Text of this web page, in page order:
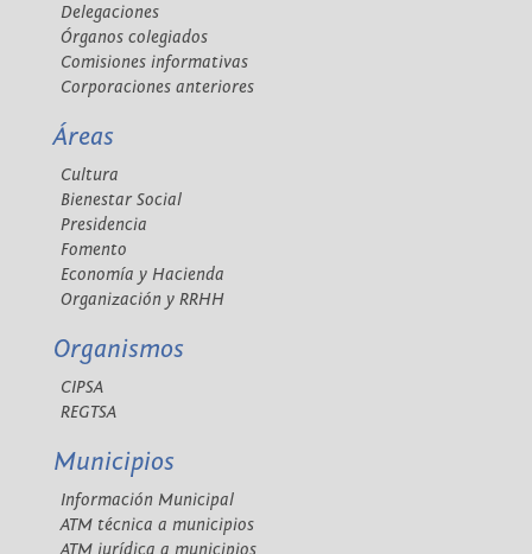
Delegaciones
Órganos colegiados
Comisiones informativas
Corporaciones anteriores
Áreas
Cultura
Bienestar Social
Presidencia
Fomento
Economía y Hacienda
Organización y RRHH
Organismos
CIPSA
REGTSA
Municipios
Información Municipal
ATM técnica a municipios
ATM jurídica a municipios